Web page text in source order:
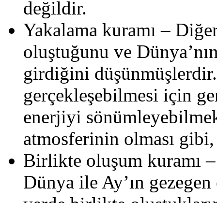
değildir.
Yakalama kuramı –
oluştuğunu ve
girdiğini
gerçekleşebilmesi için
enerjiyi
atmosferinin olması
Birlikte oluşum kuramı
Dünya ile Ay’ın